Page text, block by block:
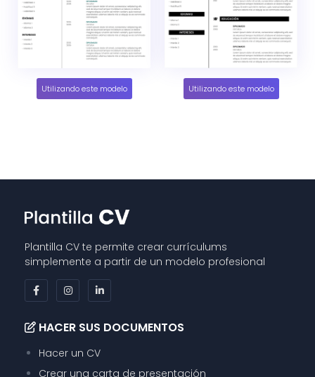
Utilizando este modelo Utilizando este modelo
Plantilla CV te permite crear currículums
simplemente a partir de un modelo profesional
HACER SUS DOCUMENTOS
Hacer un CV
Crear una carta de presentación